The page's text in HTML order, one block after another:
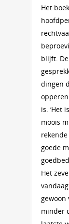
Het
blijft.
dingen
is. ‘Het
moois
rekende
goede
Het
gewoon
minder